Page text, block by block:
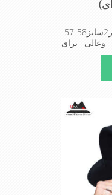
کلاه شاپو(هاوای) این کلاه در2سایز58-57-
برای